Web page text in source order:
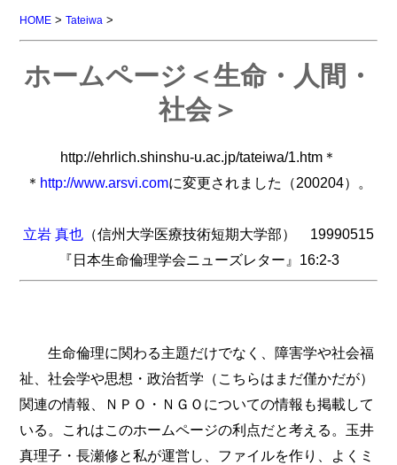
HOME >Tateiwa >
ホームページ＜生命・人間・
社会＞
http://ehrlich.shinshu-u.ac.jp/tateiwa/1.htm＊
＊ http://www.arsvi.comに変更されました（200204）。
立岩 真也 （信州大学医療技術短期大学部） 19990515
『日本生命倫理学会ニューズレター』16:2-3
生命倫理に関わる主題だけでなく、障害学や社会福
祉、社会学や思想・政治哲学（こちらはまだ僅かだが）
関連の情報、ＮＰＯ・ＮＧＯについての情報も掲載して
いる。これはこのホームページの利点だと考える。玉井
真理子・長瀬修と私が運営し、ファイルを作り、よくミ